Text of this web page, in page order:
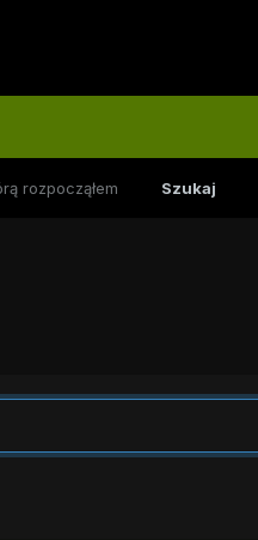
rozpocząłem Szukaj